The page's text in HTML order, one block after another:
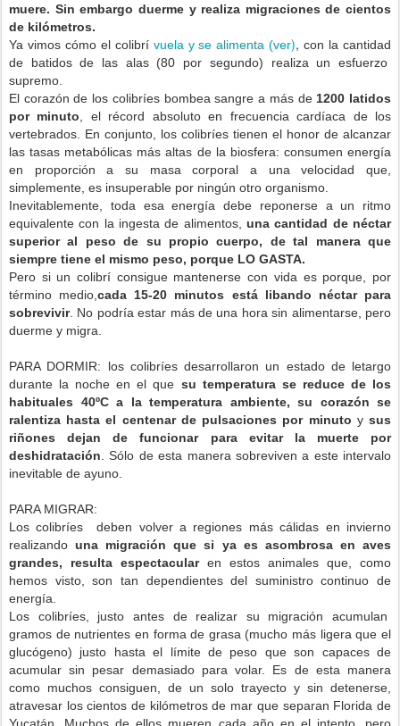
muere. Sin embargo duerme y realiza migraciones de cientos
de kilómetros.
Ya vimos cómo el colibrí vuela y se alimenta (ver),con la cantidad
de batidos de las alas (80 por segundo) realiza un esfuerzo
supremo.
El corazón de los colibríes bombea sangre a más de1200 latidos
por minuto, el récord absoluto en frecuencia cardíaca de los
vertebrados. En conjunto, los colibríes tienen el honor de alcanzar
las tasas metabólicas más altas de la biosfera: consumen energía
en proporción a su masa corporal a una velocidad que,
simplemente, es insuperable por ningún otro organismo.
Inevitablemente, toda esa energía debe reponerse a un ritmo
equivalente con la ingesta de alimentos, una cantidad de néctar
superior al peso de su propio cuerpo, de tal manera que
siempre tiene el mismo peso, porque LO GASTA.
Pero si un colibrí consigue mantenerse con vida es porque, por
término medio,cada 15-20 minutos está libando néctar para
sobrevivir. No podría estar más de una hora sin alimentarse, pero
duerme y migra.
PARA DORMIR: los colibríes desarrollaron un estado de letargo
durante la noche en el que su temperatura se reduce de los
habituales 40ºC a la temperatura ambiente, su corazón se
ralentiza hasta el centenar de pulsaciones por minuto ysus
riñones dejan de funcionar para evitar la muerte por
deshidratación. Sólo de esta manera sobreviven a este intervalo
inevitable de ayuno.
PARA MIGRAR:
Los colibríes deben volver a regiones más cálidas en invierno
realizandouna migración que si ya es asombrosa en aves
grandes, resulta espectacular en estos animales que, como
hemos visto, son tan dependientes del suministro continuo de
energía.
Los colibríes, justo antes de realizar su migración acumulan
gramos de nutrientes en forma de grasa (mucho más ligera que el
glucógeno) justo hasta el límite de peso que son capaces de
acumular sin pesar demasiado para volar. Es de esta manera
como muchos consiguen, de un solo trayecto y sin detenerse,
atravesar los cientos de kilómetros de mar que separan Florida de